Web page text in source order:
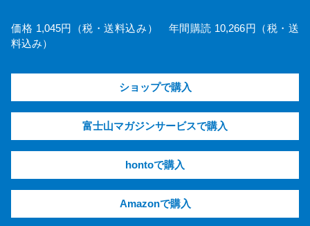
価格 1,045円（税・送料込み） 年間購読 10,266円（税・送
料込み）
ショップで購入
富士山マガジンサービスで購入
hontoで購入
Amazonで購入